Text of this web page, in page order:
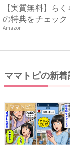
【実質無料】ら
の特典をチェック
Amazon
ママトピの新
ママトピ